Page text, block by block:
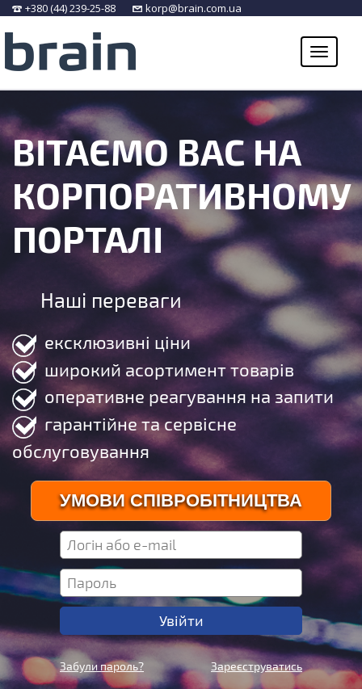
+380 (44) 239-25-88 korp@brain.com.ua
КАТАЛОГ ТОВАРІВ
СПІВРОБІТНИЦТВО
СЕРВІС ТА ГАРАНТІЯ
КОНТАКТИ ФІЛІЙ
ВІТАЄМО ВАС НА
КОРПОРАТИВНОМУ
ПОРТАЛІ
Наші переваги
ексклюзивні ціни
широкий асортимент товарів
оперативне реагування на запити
гарантійне та сервісне
обслуговування
УМОВИ СПІВРОБІТНИЦТВА
Забули пароль? Зареєструватись